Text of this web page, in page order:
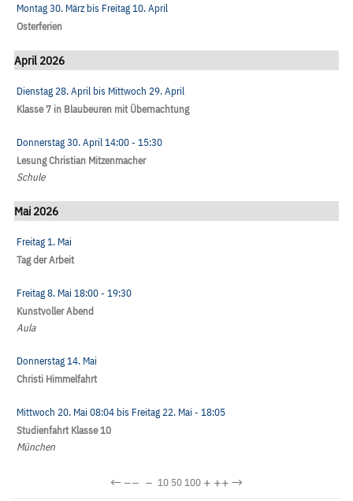
Montag 30. März bis Freitag 10. April
Osterferien
April 2026
Dienstag 28. April bis Mittwoch 29. April
Klasse 7 in Blaubeuren mit Übernachtung
Donnerstag 30. April14:00- 15:30
Lesung Christian Mitzenmacher
Schule
Mai 2026
Freitag 1. Mai
Tag der Arbeit
Freitag 8. Mai 18:00- 19:30
Kunstvoller Abend
Aula
Donnerstag 14. Mai
Christi Himmelfahrt
Mittwoch 20. Mai 08:04 bis Freitag 22. Mai - 18:05
Studienfahrt Klasse 10
München
←−− − 10 50100 + ++→